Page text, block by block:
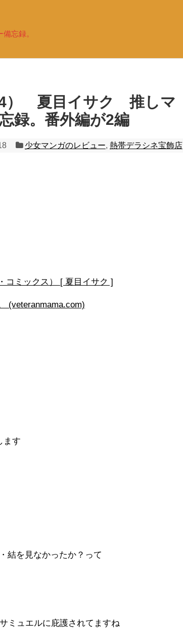
忘録。
4） 夏目イサク 推しマ
録。番外編が2編
少女マンガのレビュー, 熱帯デラシネ宝飾店
コミックス） [ 夏目イサク ]
(veteranmama.com)
ます
結を見なかったか？って
ミュエルに庇護されてますね